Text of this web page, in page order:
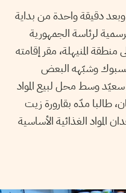
31 ديسمبر، وبعد دقيقة واحدة من بداية
لرئاسة الجمهورية
المنيهلة، مقر إقامته
وشبّهه البعض
وسط محل لبيع المواد
طالبا مدّه بقارورة زيت
المواد الغذائية الأساسية